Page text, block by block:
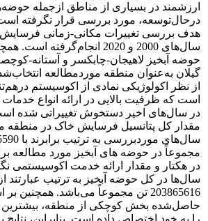
ارزشمند در بسیاری از مناطق ازجمله
درحال‌توسعه، مورد بررسی قرار نگرفته
هدف بررسی تغییرات مکانی-زمانی
سال‌های 2000 و 2020
حوضه آبخیز لاهیجان-چابکسر و آستانه-
گیلان به‌عنوان منطقه موردمطالعه
از نظر اکولوژیکی نمادی از اکوسیستم
است که ظرفیت بالایی در ارائه انواع
در سال‌های اخیر دستخوش تغییراتی شده
مقدار کل پتانسیل فرسایش خاک در منطقه
در هکتار و مقدار ارائه خدمت اکوسیستمی
203865616 تن مجموعاً می‌باشد. همچنین
حاصل‌شده بخش کوچکی از منطقه،
را به خود اختصاص داده‌ است. بنابراین، نتایج